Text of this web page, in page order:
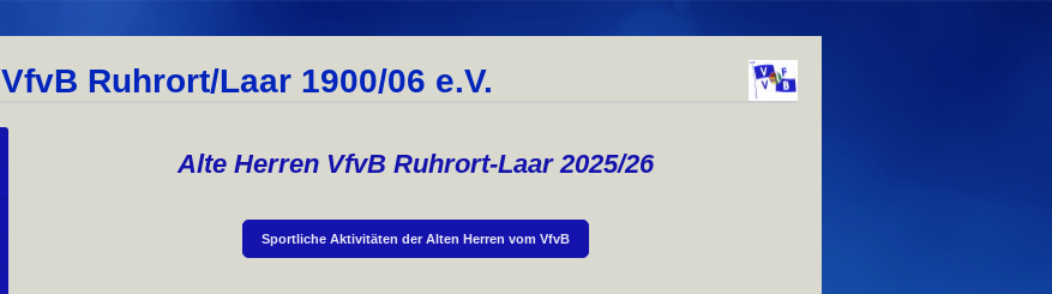
VfvB Ruhrort/Laar 1900/06 e.V.
Alte Herren VfvB Ruhrort-Laar 2025/26
Sportliche Aktivitäten der Alten Herren vom VfvB